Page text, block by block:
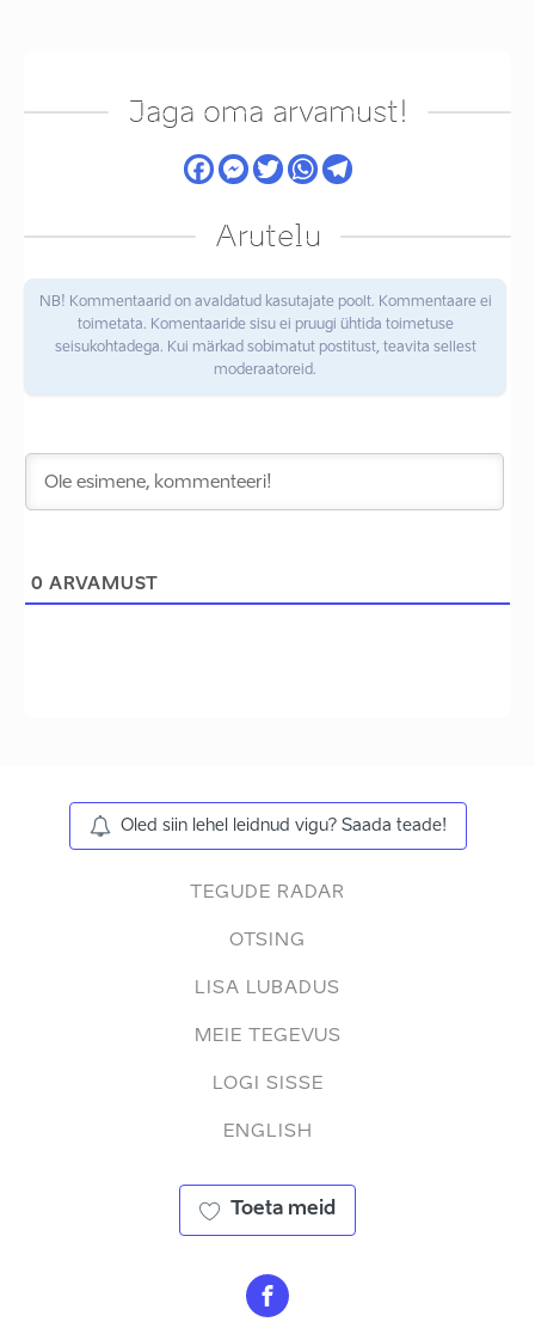
Jaga oma arvamust!
Arutelu
NB! Kommentaarid on avaldatud kasutajate poolt. Kommentaare ei
toimetata. Komentaaride sisu ei pruugi ühtida toimetuse
seisukohtadega. Kui märkad sobimatut postitust, teavita sellest
moderaatoreid.
0 ARVAMUST
Oled siin lehel leidnud vigu? Saada teade!
TEGUDE RADAR
OTSING
LISA LUBADUS
MEIE TEGEVUS
LOGI SISSE
ENGLISH
Toeta meid